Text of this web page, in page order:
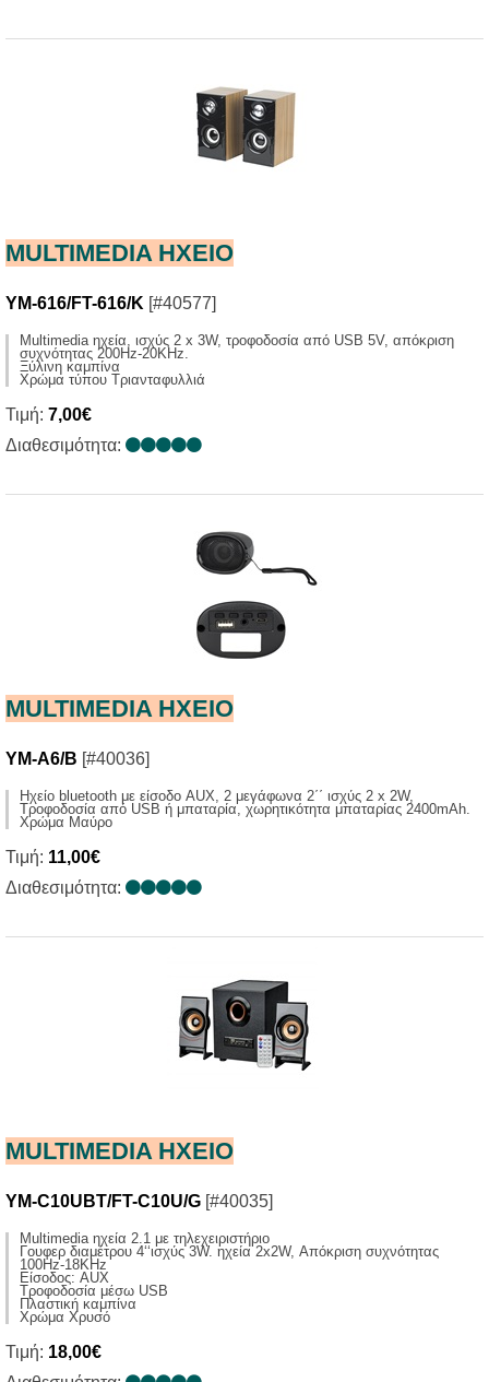
MULTIMEDIA HXΕΙΟ
YM-616/FT-616/K [#40577]
Multimedia ηχεία, ισχύς 2 x 3W, τροφοδοσία από USB 5V, απόκριση
συχνότητας 200Ηz-20KHz.
Ξύλινη καμπίνα
Χρώμα τύπου Τριανταφυλλιά
Τιμή: 7,00€
Διαθεσιμότητα:
MULTIMEDIA HXΕΙΟ
YM-A6/B [#40036]
Hχείο bluetooth με είσοδο AUX, 2 μεγάφωνα 2΄΄ ισχύς 2 x 2W,
Τροφοδοσία από USB ή μπαταρία, χωρητικότητα μπαταρίας 2400mAh.
Χρώμα Μαύρο
Τιμή: 11,00€
Διαθεσιμότητα:
MULTIMEDIA HXΕΙΟ
YM-C10UBT/FT-C10U/G [#40035]
Multimedia ηχεία 2.1 με τηλεχειριστήριο
Γουφερ διαμέτρου 4‘‘ισχύς 3W. ηχεία 2x2W, Απόκριση συχνότητας
100Hz-18KHz
Είσοδος: AUX
Τροφοδοσία μέσω USB
Πλαστική καμπίνα
Χρώμα Χρυσό
Τιμή: 18,00€